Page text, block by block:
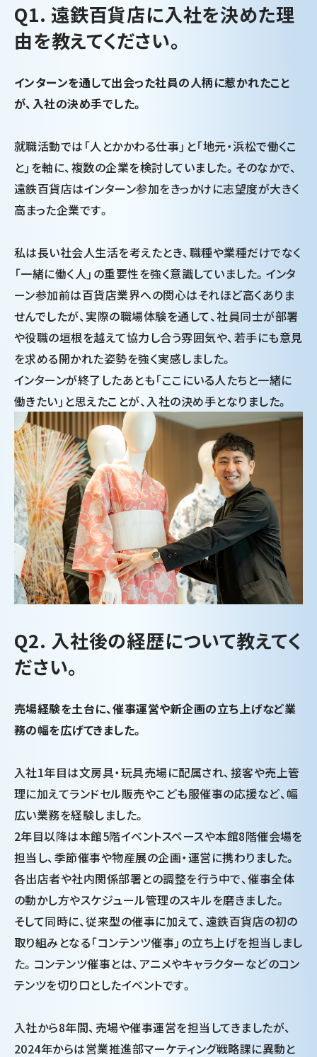
Q1. 遠鉄百貨店に入社を決めた理
由を教えてください。
インターンを通して出会った社員の人柄に惹かれたこと
が、入社の決め手でした。
就職活動では「人とかかわる仕事」と「地元・浜松で働くこ
と」を軸に、複数の企業を検討していました。そのなかで、
遠鉄百貨店はインターン参加をきっかけに志望度が大きく
高まった企業です。
私は長い社会人生活を考えたとき、職種や業種だけでなく
「一緒に働く人」の重要性を強く意識していました。インタ
ーン参加前は百貨店業界への関心はそれほど高くありま
せんでしたが、実際の職場体験を通して、社員同士が部署
や役職の垣根を越えて協力し合う雰囲気や、若手にも意見
を求める開かれた姿勢を強く実感しました。
インターンが終了したあとも「ここにいる人たちと一緒に
働きたい」と思えたことが、入社の決め手となりました。
Q2. 入社後の経歴について教えてく
ださい。
売場経験を土台に、催事運営や新企画の立ち上げなど業
務の幅を広げてきました。
入社1年目は文房具・玩具売場に配属され、接客や売上管
理に加えてランドセル販売やこども服催事の応援など、幅
広い業務を経験しました。
2年目以降は本館5階イベントスペースや本館8階催会場を
担当し、季節催事や物産展の企画・運営に携わりました。
各出店者や社内関係部署との調整を行う中で、催事全体
の動かし方やスケジュール管理のスキルを磨きました。
そして同時に、従来型の催事に加えて、遠鉄百貨店の初の
取り組みとなる「コンテンツ催事」の立ち上げを担当しまし
た。コンテンツ催事とは、アニメやキャラクターなどのコン
テンツを切り口としたイベントです。
入社から8年間、売場や催事運営を担当してきましたが、
2024年からは営業推進部マーケティング戦略課に異動と